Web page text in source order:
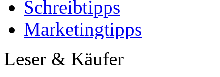
Schreibtipps
Marketingtipps
Leser & Käufer